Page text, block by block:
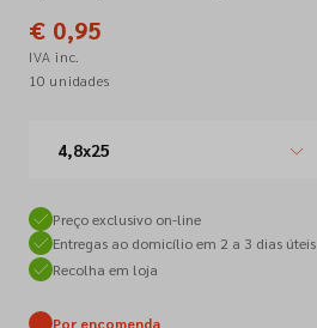
€ 0,95
IVA inc.
10 unidades
4,8x25
Preço exclusivo on-line
Entregas ao domicílio em 2 a 3 dias úteis
Recolha em loja
Por encomenda